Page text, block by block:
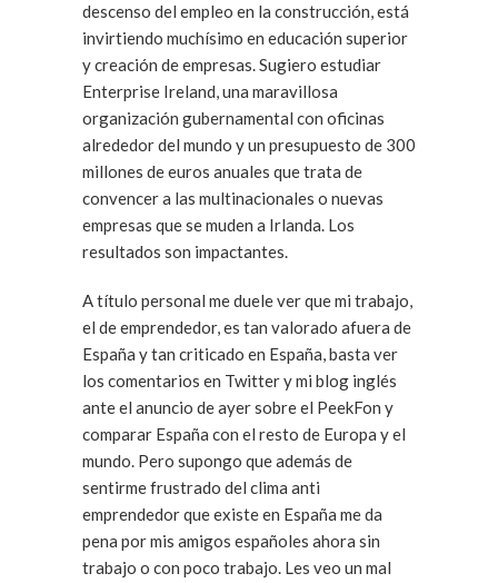
descenso del empleo en la construcción, está
invirtiendo muchísimo en educación superior
y creación de empresas. Sugiero estudiar
Enterprise Ireland, una maravillosa
organización gubernamental con oficinas
alrededor del mundo y un presupuesto de 300
millones de euros anuales que trata de
convencer a las multinacionales o nuevas
empresas que se muden a Irlanda. Los
resultados son impactantes.
A título personal me duele ver que mi trabajo,
el de emprendedor, es tan valorado afuera de
España y tan criticado en España, basta ver
los comentarios en Twitter y mi blog inglés
ante el anuncio de ayer sobre el PeekFon y
comparar España con el resto de Europa y el
mundo. Pero supongo que además de
sentirme frustrado del clima anti
emprendedor que existe en España me da
pena por mis amigos españoles ahora sin
trabajo o con poco trabajo. Les veo un mal